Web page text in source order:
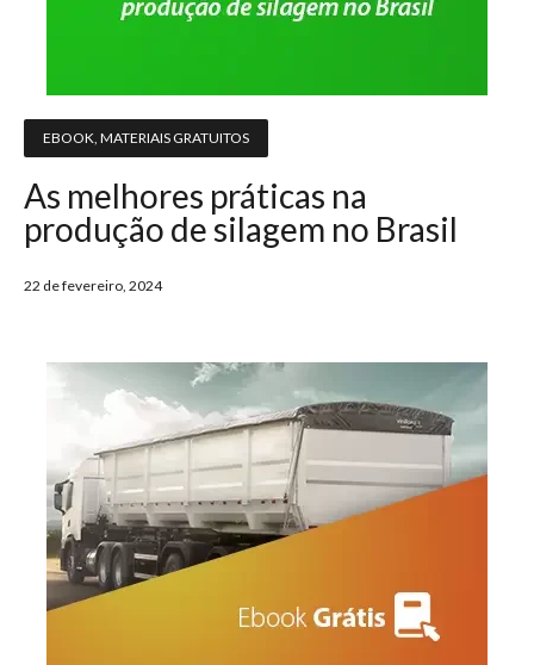
EBOOK MATERIAIS GRATUITOS
As melhores práticas na
produção de silagem no Brasil
22 de fevereiro, 2024